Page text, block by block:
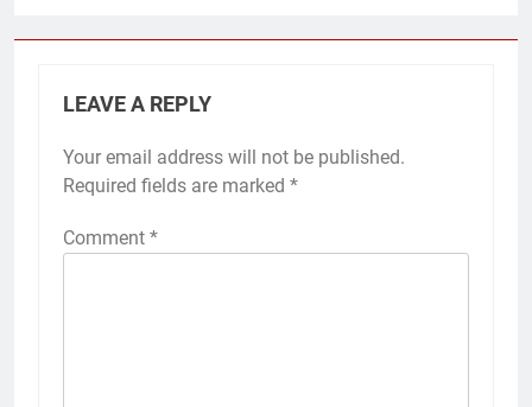
LEAVE A REPLY
Your email address will not be published.
Required fields are marked *
Comment *